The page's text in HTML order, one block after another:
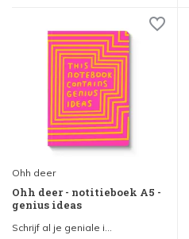
Ohh deer
Ohh deer - notitieboek A5 -
genius ideas
Schrijf al je geniale i...